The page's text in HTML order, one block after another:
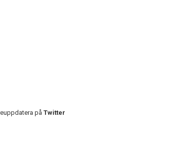
på Twitter